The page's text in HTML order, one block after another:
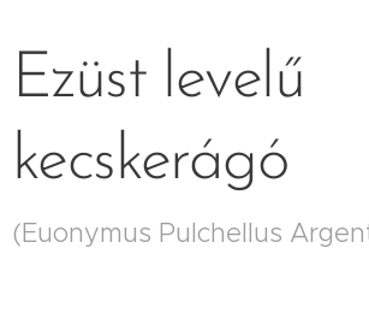
Ezüst levelű
kecskerágó
(Euonymus Pulchellus